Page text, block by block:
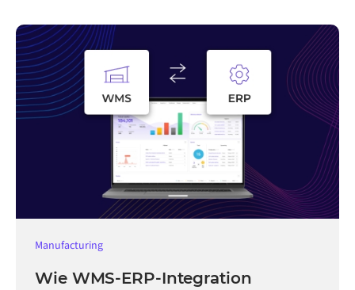
Manufacturing
Wie WMS-ERP-Integration